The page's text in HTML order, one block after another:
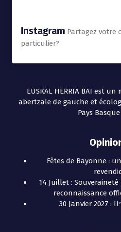
Instagram Partagez votre
particulier?
EUSKAL HERRIA BAI est
abertzale de gauche et
Pays
Fêtes de Bayonne :
14 Juillet :
reconnaissance
30 Janvier 2027 :